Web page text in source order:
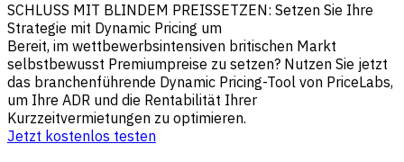
SCHLUSS MIT BLINDEM PREISSETZEN: Setzen Sie Ihre
Strategie mit Dynamic Pricing um
Bereit, im wettbewerbsintensiven britischen Markt
selbstbewusst Premiumpreise zu setzen? Nutzen Sie jetzt
das branchenführende Dynamic Pricing-Tool von PriceLabs,
um Ihre ADR und die Rentabilität Ihrer
Kurzzeitvermietungen zu optimieren.
Jetzt kostenlos testen